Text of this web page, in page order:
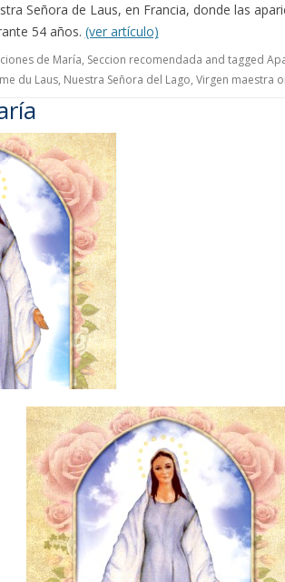
Señora de Laus, en Francia, donde las
54 años. (ver artículo)
de María, Seccion recomendada and tagged
du Laus, Nuestra Señora del Lago, Virgen maestra